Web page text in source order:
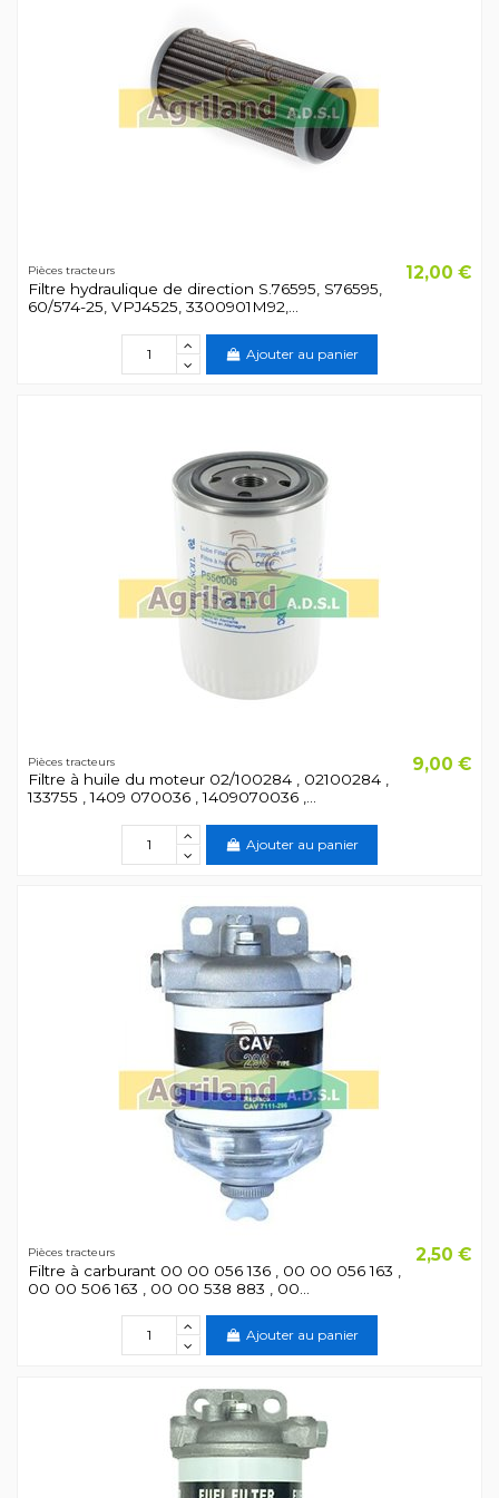
Pièces tracteurs
Filtre hydraulique de direction S.76595, S76595,
60/574-25, VPJ4525, 3300901M92,...
12,00 €
Ajouter au panier
Pièces tracteurs
Filtre à huile du moteur 02/100284 , 02100284 ,
133755 , 1409 070036 , 1409070036 ,...
9,00 €
Ajouter au panier
Pièces tracteurs
Filtre à carburant 00 00 056 136 , 00 00 056 163 ,
00 00 506 163 , 00 00 538 883 , 00...
2,50 €
Ajouter au panier